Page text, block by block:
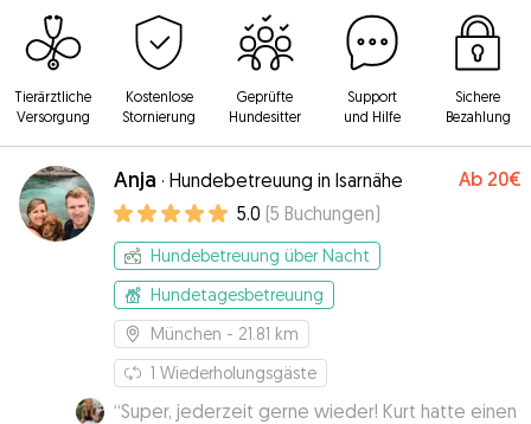
Tierärztliche
Versorgung
Kostenlose
Stornierung
Geprüfte
Hundesitter
Support
und Hilfe
Sichere
Bezahlung
Anja · Hundebetreuung in Isarnähe Ab 20€
5.0 (5 Buchungen)
Hundebetreuung über Nacht
Hundetagesbetreuung
München - 21.81 km
1 Wiederholungsgäste
“Super, jederzeit gerne wieder! Kurt hatte einen